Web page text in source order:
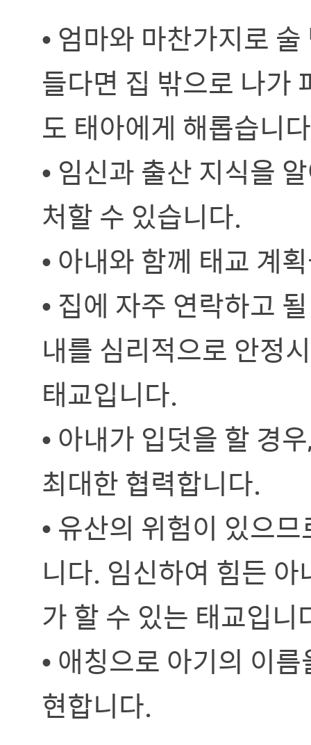
• 엄마와 마찬가지로
들다면 집 밖으로 나가
도 태아에게 해롭습니
• 임신과 출산 지식을
처할 수 있습니다.
• 아내와 함께 태교 계
• 집에 자주 연락하고
내를 심리적으로 안정
태교입니다.
• 아내가 입덧을 할 경
최대한 협력합니다.
• 유산의 위험이 있으
니다. 임신하여 힘든
가 할 수 있는 태교입니
• 애칭으로 아기의 이
현합니다.